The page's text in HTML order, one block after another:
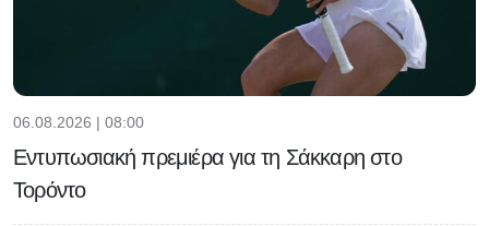
06.08.2026 | 08:00
Εντυπωσιακή πρεμιέρα για τη Σάκκαρη στο
Τορόντο